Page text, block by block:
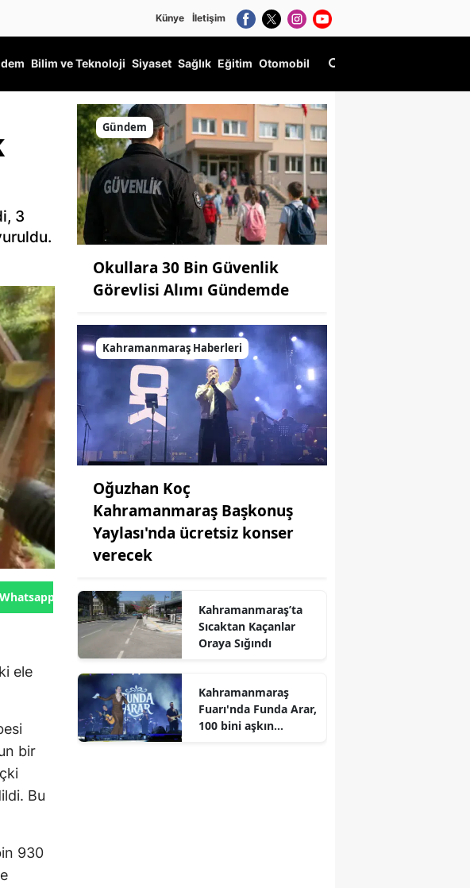
Künye İletişim
Bilim ve Teknoloji Siyaset Sağlık Eğitim Otomobil
3
Whatsapp'tan Gönder
ele
bir
Bu
930
Gündem
Okullara 30 Bin Güvenlik
Görevlisi Alımı Gündemde
Kahramanmaraş Haberleri
Oğuzhan Koç
Kahramanmaraş Başkonuş
Yaylası'nda ücretsiz konser
verecek
Kahramanmaraş’ta
Sıcaktan Kaçanlar
Oraya Sığındı
Kahramanmaraş
Fuarı'nda Funda Arar,
100 bini aşkın